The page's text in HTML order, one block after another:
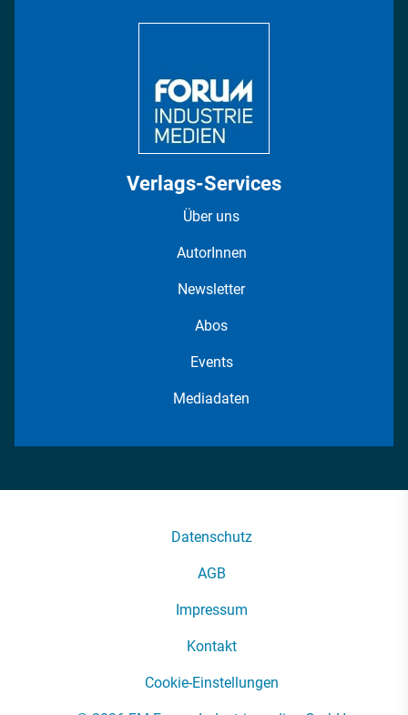
Verlags-Services
Über uns
AutorInnen
Newsletter
Abos
Events
Mediadaten
Datenschutz
AGB
Impressum
Kontakt
Cookie-Einstellungen